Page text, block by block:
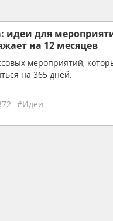
идеи для
на 12 месяцев
мероприятий,
на 365 дней.
#Идеи